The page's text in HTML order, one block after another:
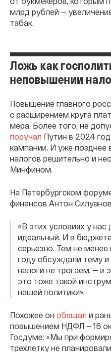
млрд рублей —
табак.
Ложь как
неповышении
Повышение главного
с расширением круга
мера. Более того, не
поручал Путин в 2024
кампании. И уже
налогов решительно и
Минфином.
На Петербургском
финансов Антон Силуанов
«В этих условиях у
идеальный. И в
серьезно. Тем не
году обсуждали тему и
налоги не трогаем, — и
это тоже такой
нашей политики».
Похожее он обещал и
повышением НДФЛ — 16
Госдуме: «Мы при
трехлетку не